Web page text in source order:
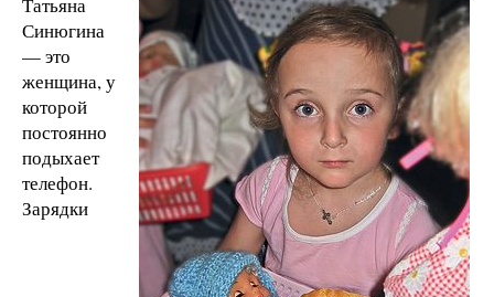
Синюгина
— это
женщина, у
которой
постоянно
подыхает
телефон.
Зарядки